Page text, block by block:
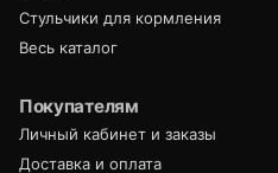
Стульчики для кормления
Весь каталог
Покупателям
Личный кабинет и заказы
Доставка и оплата